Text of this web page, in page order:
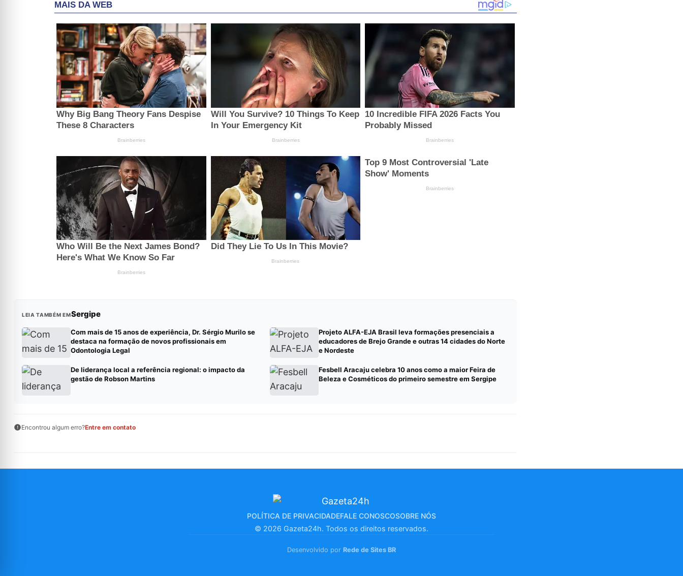
LEIA TAMBÉM EMSergipe
Com mais de 15 anos de experiência, Dr. Sérgio Murilo se
destaca na formação de novos profissionais em
Odontologia Legal
Projeto ALFA-EJA Brasil leva formações presenciais a
educadores de Brejo Grande e outras 14 cidades do Norte
e Nordeste
De liderança local a referência regional: o impacto da
gestão de Robson Martins
Fesbell Aracaju celebra 10 anos como a maior Feira de
Beleza e Cosméticos do primeiro semestre em Sergipe
Encontrou algum erro?Entre em contato
POLÍTICA DE PRIVACIDADEFALE CONOSCOSOBRE NÓS
© 2026 Gazeta24h. Todos os direitos reservados.
Desenvolvido por Rede de Sites BR